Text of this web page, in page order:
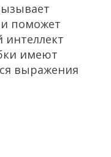
поможет
имеют
выражения